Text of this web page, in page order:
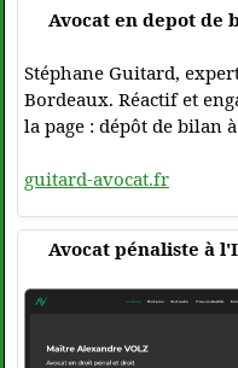
Avocat en depot de
Stéphane Guitard,
Bordeaux. Réactif et
la page : dépôt de bilan
guitard-avocat.fr
Avocat pénaliste à